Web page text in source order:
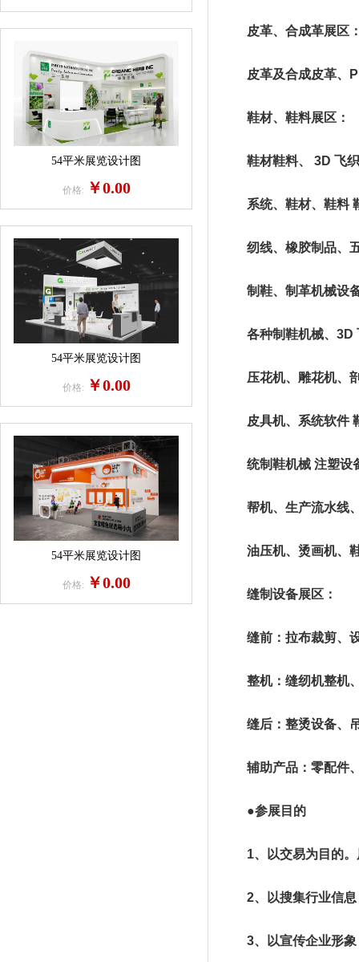
54平米展览设计图
价格: ￥0.00
54平米展览设计图
价格: ￥0.00
54平米展览设计图
价格: ￥0.00
皮革、合成革展区
皮革及合成皮革、PU
鞋材、鞋料展区：
鞋材鞋料、 3D 飞织
系统、鞋材、鞋料 鞋
纫线、橡胶制品、五
制鞋、制革机械设
各种制鞋机械、3D
压花机、雕花机、剖
皮具机、系统软件 鞋
统制鞋机械 注塑设备
帮机、生产流水线、
油压机、烫画机、鞋
缝制设备展区：
缝前：拉布裁剪、设
整机：缝纫机整机、
缝后：整烫设备、吊
辅助产品：零配件、
●参展目的
1、以交易为目的。
2、以搜集行业信息，
3、以宣传企业形象